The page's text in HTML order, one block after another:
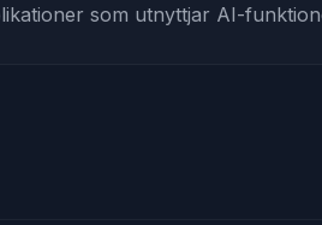
som utnyttjar AI-